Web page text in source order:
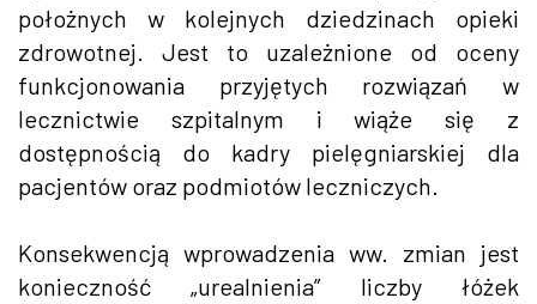
położnych w kolejnych dziedzinach opieki
zdrowotnej. Jest to uzależnione od oceny
funkcjonowania przyjętych rozwiązań w
lecznictwie szpitalnym i wiąże się z
dostępnością do kadry pielęgniarskiej dla
pacjentów oraz podmiotów leczniczych.
Konsekwencją wprowadzenia ww. zmian jest
konieczność „urealnienia” liczby łóżek